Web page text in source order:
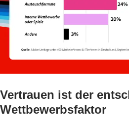
Vertrauen ist der
Wettbewerbsfaktor